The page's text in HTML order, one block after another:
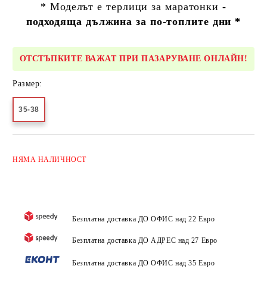
* Моделът е терлици за маратонки -
подходяща дължина за по-топлите дни *
ОТСТЪПКИТЕ ВАЖАТ ПРИ ПАЗАРУВАНЕ ОНЛАЙН!
Размер:
35-38
НЯМА НАЛИЧНОСТ
Безплатна доставка ДО ОФИС над 22 Евро
Безплатна доставка ДО АДРЕС над 27 Евро
Безплатна доставка ДО ОФИС над 35 Евро